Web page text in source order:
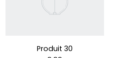
Produit 30